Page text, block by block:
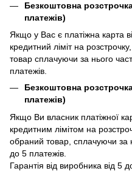
Безкоштовна
платежів)
Якщо у Вас є платіжна карта
кредитний ліміт на
товар сплачуючи за нього
платежів.
Безкоштовна
платежів)
Якщо Ви власник платіжної
кредитним лімітом на
обраний товар, сплачуючи за
до 5 платежів.
Гарантія від виробника від 5